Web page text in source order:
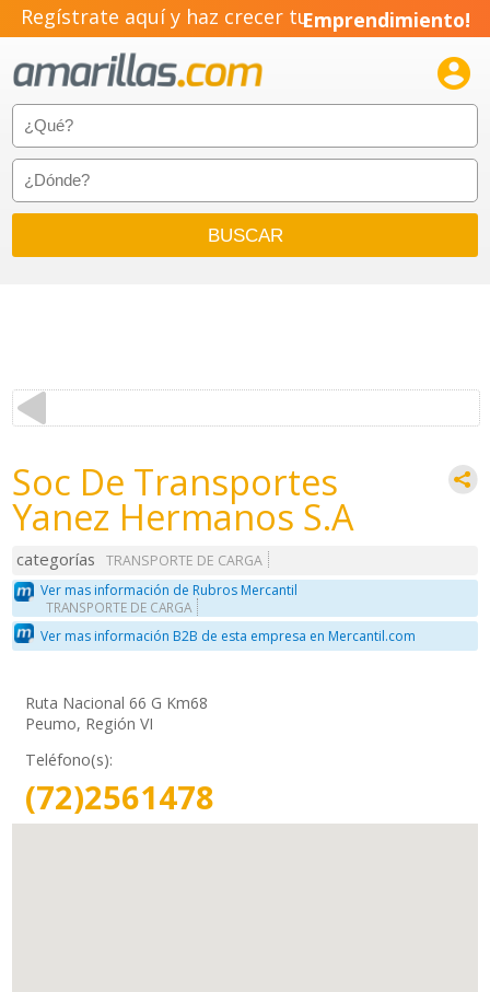
Regístrate aquí y haz crecer tuEmprendimiento!

Soc De Transportes
Yanez Hermanos S.A
categorías
TRANSPORTE DE CARGA
Ver mas información de Rubros Mercantil
TRANSPORTE DE CARGA
Ver mas información B2B de esta empresa en Mercantil.com
Ruta Nacional 66 G Km68
Peumo, Región VI
Teléfono(s):
(72)2561478